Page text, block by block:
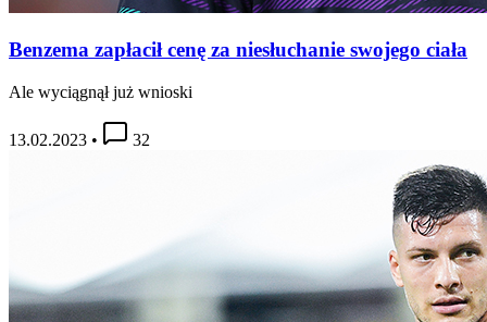
Benzema zapłacił cenę za niesłuchanie swojego ciała
Ale wyciągnął już wnioski
13.02.2023 • 32